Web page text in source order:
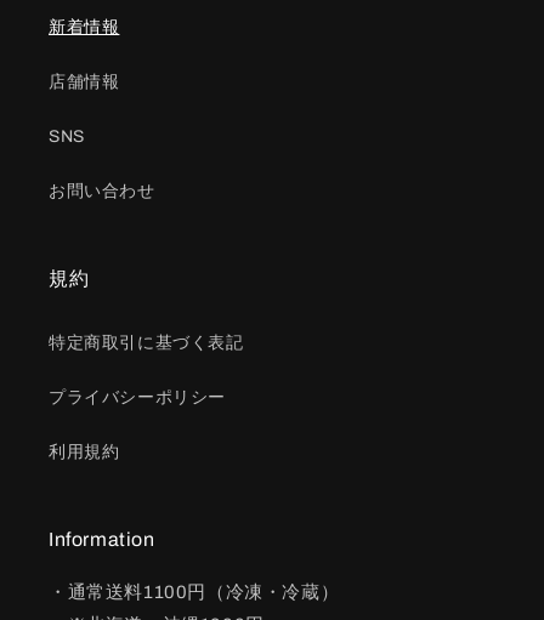
新着情報
店舗情報
SNS
お問い合わせ
規約
特定商取引に基づく表記
プライバシーポリシー
利用規約
Information
・通常送料1100円（冷凍・冷蔵）